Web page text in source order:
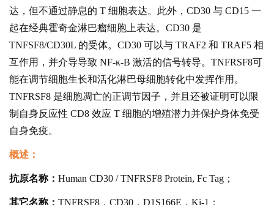
达，但不通过静息的 T 细胞表达。此外，CD30 与 CD15 一
起在经典霍奇金淋巴瘤细胞上表达。CD30 是
TNFSF8/CD30L 的受体。CD30 可以与 TRAF2 和 TRAF5 相
互作用，并介导导致 NF-κ-B 激活的信号转导。TNFRSF8可
能在调节细胞生长和活化淋巴母细胞转化中发挥作用。
TNFRSF8 是细胞凋亡的正调节因子，并且还被证明可以限
制自身反应性 CD8 效应 T 细胞的增殖潜力并保护身体免受
自身免疫。
概述：
抗原名称： Human CD30 / TNFRSF8 Protein, Fc Tag；
其它名称： TNFRSF8，CD30，D1S166E，Ki-1；